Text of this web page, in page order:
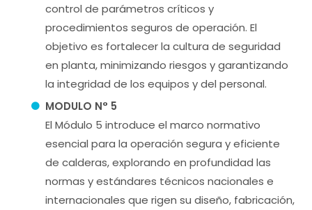
control de parámetros críticos y
procedimientos seguros de operación. El
objetivo es fortalecer la cultura de seguridad
en planta, minimizando riesgos y garantizando
la integridad de los equipos y del personal.
MODULO N° 5
El Módulo 5 introduce el marco normativo
esencial para la operación segura y eficiente
de calderas, explorando en profundidad las
normas y estándares técnicos nacionales e
internacionales que rigen su diseño, fabricación,